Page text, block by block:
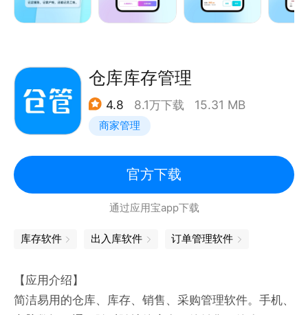
30+细分行业、300万批零商户的共同选择.
2、商品管理
3、库存管理
4、客户/供应商管理
5、微信订货
【联系我们】
在您使用中有任何问题和意见均可通过以下方式反馈：
官方网站：www.zhihuiji.cn
微信公众号：izhihuiji或金蝶智慧记
客服热线：400-830-8060
联系地址：广东省深圳市南山区科技南十二路金蝶软件
园
仓库库存管理
4.8 8.1万下载 15.31 MB
商家管理
官方下载
通过应用宝app下载
库存软件 出入库软件 订单管理软件
【应用介绍】
简洁易用的仓库、库存、销售、采购管理软件。手机、